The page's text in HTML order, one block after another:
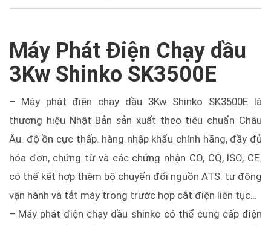
Máy Phát Điện Chạy dầu
3Kw Shinko SK3500E
– Máy phát điện chạy dầu 3Kw Shinko SK3500E là
thương hiệu Nhật Bảnsản xuất theo tiêu chuẩn Châu
Âu. độ ồn cực thấp. hàng nhập khẩu chính hãng, đầy đủ
hóa đơn, chứng từ và các chứng nhận CO, CQ, ISO, CE.
có thể kết hợp thêm bộ chuyển đổi nguồn ATS. tự động
vận hành và tắt máy trong trước hợp cắt điện liên tục…
– Máy phát điện chạy dầu shinko có thể cung cấp điện